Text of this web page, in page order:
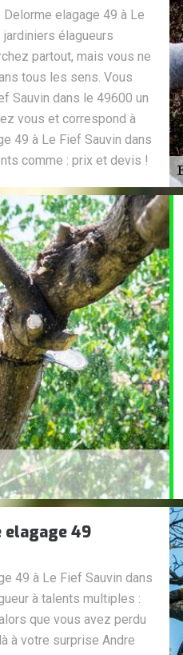
Delorme elagage 49 à Le
élagueurs
partout, mais vous ne
tous les sens. Vous
Sauvin dans le 49600 un
vous et correspond à
49 à Le Fief Sauvin dans
comme : prix et devis !
elagage 49
49 à Le Fief Sauvin dans
à talents multiples :
que vous avez perdu
à votre surprise Andre